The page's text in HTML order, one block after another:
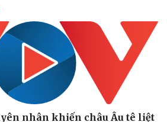
nhân khiến châu Âu tê liệt